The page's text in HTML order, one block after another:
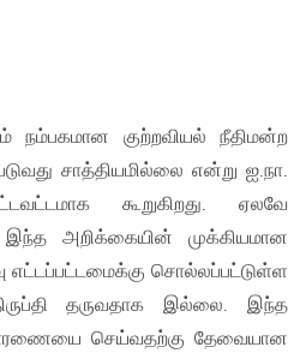
நம்பகமான குற்றவியல் நீதிமன்ற
சாத்தியமில்லை என்று ஐ.நா.
கூறுகிறது. ஏலவே
இந்த அறிக்கையின் முக்கியமான
எட்டப்பட்டமைக்கு சொல்லப்பட்டுள்ள
தருவதாக இல்லை. இந்த
செய்வதற்கு தேவையான